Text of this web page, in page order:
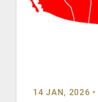
14 JAN, 2026 •